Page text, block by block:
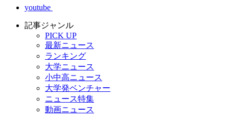
youtube
記事ジャンル
PICK UP
最新ニュース
ランキング
大学ニュース
小中高ニュース
大学発ベンチャー
ニュース特集
動画ニュース